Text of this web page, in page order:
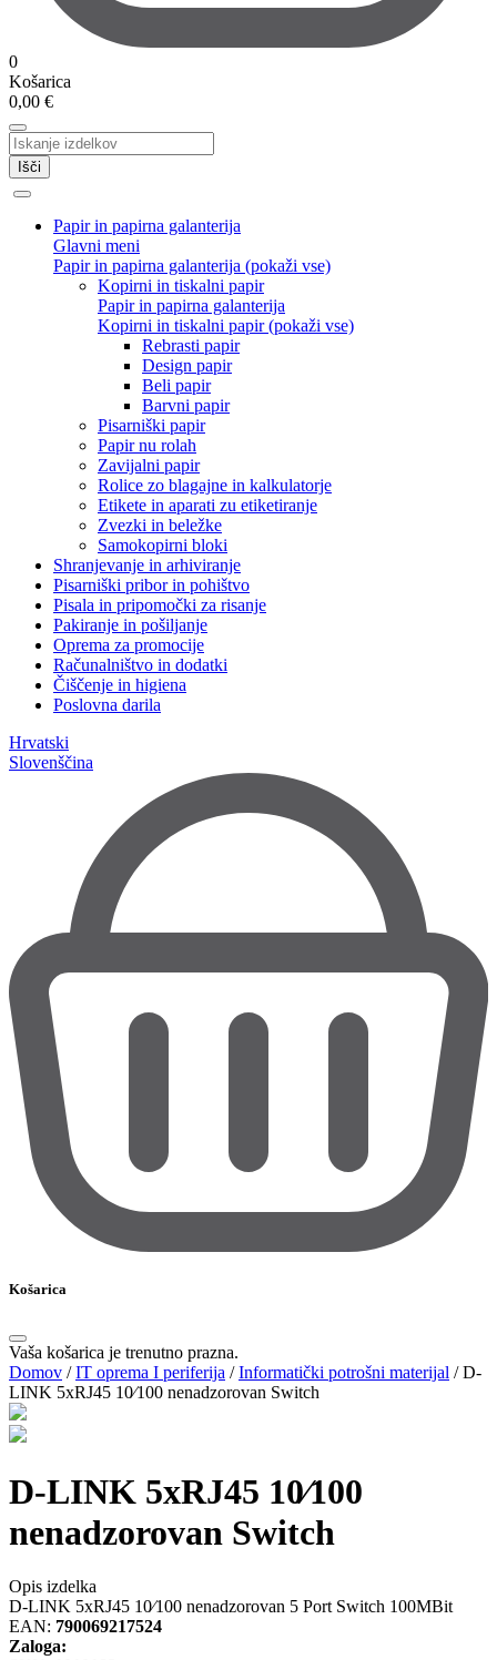
0
Košarica
0,00 €
Išči
Papir in papirna galanterija
Glavni meni
Papir in papirna galanterija (pokaži vse)
Kopirni in tiskalni papir
Papir in papirna galanterija
Kopirni in tiskalni papir (pokaži vse)
Rebrasti papir
Design papir
Beli papir
Barvni papir
Pisarniški papir
Papir nu rolah
Zavijalni papir
Rolice zo blagajne in kalkulatorje
Etikete in aparati zu etiketiranje
Zvezki in beležke
Samokopirni bloki
Shranjevanje in arhiviranje
Pisarniški pribor in pohištvo
Pisala in pripomočki za risanje
Pakiranje in pošiljanje
Oprema za promocije
Računalništvo in dodatki
Čiščenje in higiena
Poslovna darila
Hrvatski
Slovenščina
Košarica
Vaša košarica je trenutno prazna.
Domov /IT oprema I periferija /Informatički potrošni materijal /D-
LINK 5xRJ45 10 ⁄100 nenadzorovan Switch
D-LINK 5xRJ45 10 ⁄100
nenadzorovan Switch
Opis izdelka
D-LINK 5xRJ45 10 ⁄100 nenadzorovan 5 Port Switch 100MBit
EAN: 790069217524
Zaloga: